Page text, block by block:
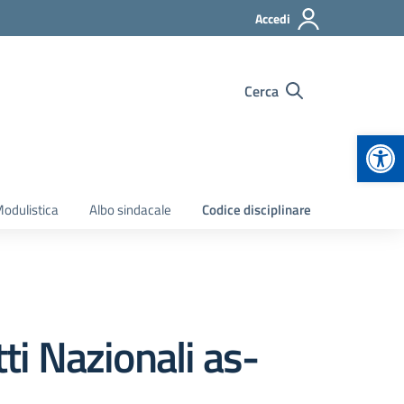
Accedi
Cerca
Albo sindacale Codice disciplinare
Nazionali as-